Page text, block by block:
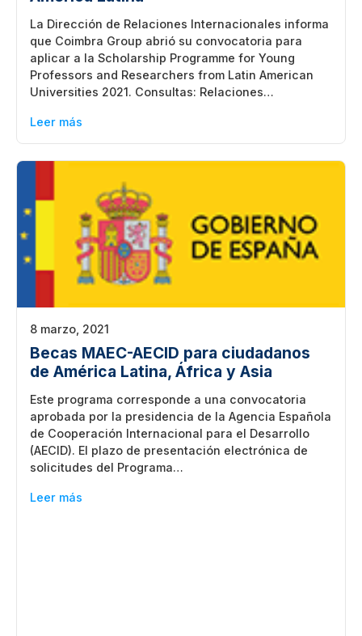
La Dirección de Relaciones Internacionales informa
que Coimbra Group abrió su convocatoria para
aplicar a la Scholarship Programme for Young
Professors and Researchers from Latin American
Universities 2021. Consultas: Relaciones…
Leer más
8 marzo, 2021
Becas MAEC-AECID para ciudadanos
de América Latina, África y Asia
Este programa corresponde a una convocatoria
aprobada por la presidencia de la Agencia Española
de Cooperación Internacional para el Desarrollo
(AECID). El plazo de presentación electrónica de
solicitudes del Programa…
Leer más